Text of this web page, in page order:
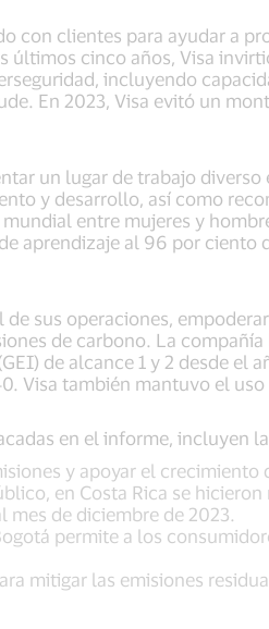
con clientes para ayudar a
últimos cinco años, Visa
incluyendo
En 2023, Visa evitó un
un lugar de trabajo diverso
y desarrollo, así como
entre mujeres y
aprendizaje al 96 por ciento
sus operaciones,
de carbono. La
de alcance 1 y 2 desde el
Visa también mantuvo el
en el informe, incluyen
y apoyar el crecimiento
en Costa Rica se
de diciembre de 2023.
permite a los
mitigar las emisiones